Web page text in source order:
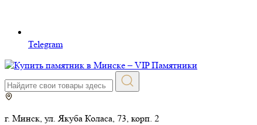
Telegram
г. Минск, ул. Якуба Коласа, 73, корп. 2